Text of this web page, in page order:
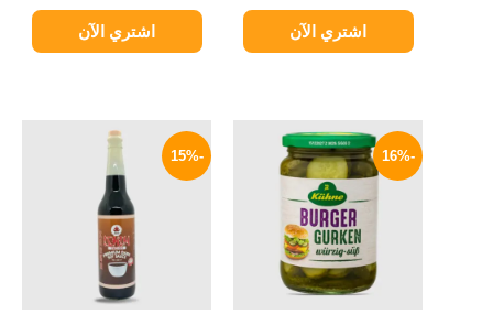
اشتري الآن اشتري الآن
-16%
السعر
الأصلي
هو:
250 EGP.
السعر
الحالي
هو:
-15%
السعر
الأصلي